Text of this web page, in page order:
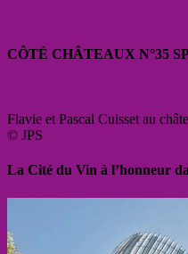
CÔTÉ CHÂTEAUX N°35
Flavie et Pascal Cuisset au
© JPS
La Cité du Vin à l’honneur